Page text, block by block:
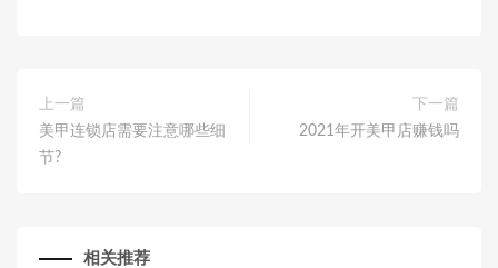
上一篇
美甲连锁店需要注意哪些细
节?
下一篇
2021年开美甲店赚钱吗
相关推荐